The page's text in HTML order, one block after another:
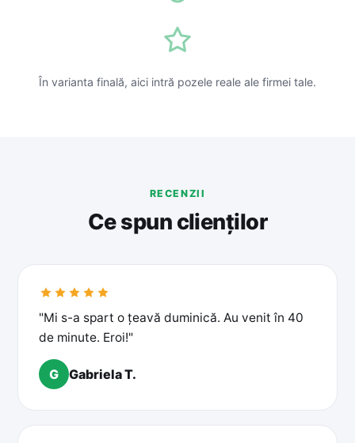
În varianta finală, aici intră pozele reale ale firmei tale.
RECENZII
Ce spun clienților
"Mi s-a spart o țeavă duminică. Au venit în 40
de minute. Eroi!"
G Gabriela T.